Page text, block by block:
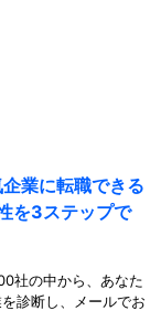
業に転職できる
を3ステップで
社の中から、あなた
診断し、メールでお